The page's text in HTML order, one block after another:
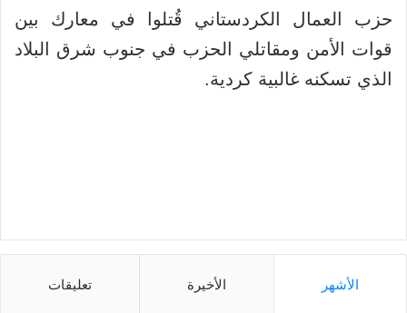
حزب العمال الكردستاني قُتلوا في معارك بين
قوات الأمن ومقاتلي الحزب في جنوب شرق البلاد
الذي تسكنه غالبية كردية.
الأشهر الأخيرة تعليقات